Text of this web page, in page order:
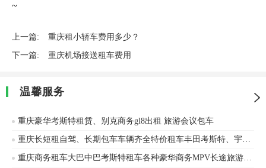
~
上一篇: 重庆租小轿车费用多少？
下一篇: 重庆机场接送租车费用
温馨服务
重庆豪华考斯特租赁、别克商务gl8出租 旅游会议包车
重庆长短租自驾、长期包车车辆齐全特价租车丰田考斯特、宇通客车车辆出租
重庆商务租车大巴中巴考斯特租车各种豪华商务MPV长途旅游事业团体租车